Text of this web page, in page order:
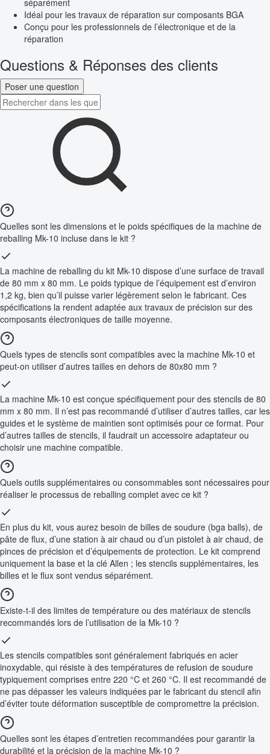
Idéal pour les travaux de réparation sur composants BGA
Conçu pour les professionnels de l’électronique et de la
réparation
Questions & Réponses des clients
Poser une question
Quelles sont les dimensions et le poids spécifiques de la machine de
reballing Mk-10 incluse dans le kit ?
La machine de reballing du kit Mk-10 dispose d’une surface de travail
de 80 mm x 80 mm. Le poids typique de l’équipement est d’environ
1,2 kg, bien qu’il puisse varier légèrement selon le fabricant. Ces
spécifications la rendent adaptée aux travaux de précision sur des
composants électroniques de taille moyenne.
Quels types de stencils sont compatibles avec la machine Mk-10 et
peut-on utiliser d’autres tailles en dehors de 80x80 mm ?
La machine Mk-10 est conçue spécifiquement pour des stencils de 80
mm x 80 mm. Il n’est pas recommandé d’utiliser d’autres tailles, car les
guides et le système de maintien sont optimisés pour ce format. Pour
d’autres tailles de stencils, il faudrait un accessoire adaptateur ou
choisir une machine compatible.
Quels outils supplémentaires ou consommables sont nécessaires pour
réaliser le processus de reballing complet avec ce kit ?
En plus du kit, vous aurez besoin de billes de soudure (bga balls), de
pâte de flux, d’une station à air chaud ou d’un pistolet à air chaud, de
pinces de précision et d’équipements de protection. Le kit comprend
uniquement la base et la clé Allen ; les stencils supplémentaires, les
billes et le flux sont vendus séparément.
Existe-t-il des limites de température ou des matériaux de stencils
recommandés lors de l’utilisation de la Mk-10 ?
Les stencils compatibles sont généralement fabriqués en acier
inoxydable, qui résiste à des températures de refusion de soudure
typiquement comprises entre 220 °C et 260 °C. Il est recommandé de
ne pas dépasser les valeurs indiquées par le fabricant du stencil afin
d’éviter toute déformation susceptible de compromettre la précision.
Quelles sont les étapes d’entretien recommandées pour garantir la
durabilité et la précision de la machine Mk-10 ?